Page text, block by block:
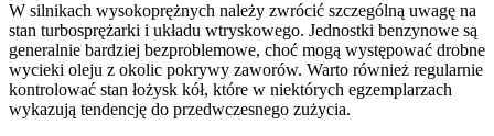
W silnikach wysokoprężnych należy zwrócić szczególną uwagę na
stan turbosprężarki i układu wtryskowego. Jednostki benzynowe są
generalnie bardziej bezproblemowe, choć mogą występować drobne
wycieki oleju z okolic pokrywy zaworów. Warto również regularnie
kontrolować stan łożysk kół, które w niektórych egzemplarzach
wykazują tendencję do przedwczesnego zużycia.